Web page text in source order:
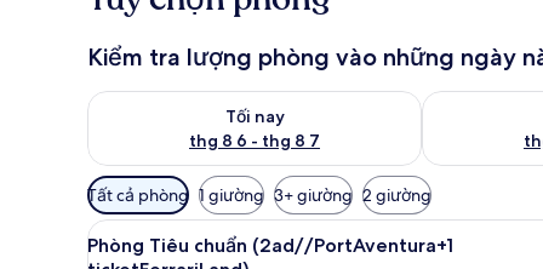
Kiểm tra lượng phòng vào những ngày
Tối nay
thg 8 6 - thg 8 7
Kiểm tra lượng phòng tối nay từ thg 8 6 - thg 8 7
Kiểm tra
Bộ
lọc
có
thể
Tất cả phòng 1 giường 3+ giường 2 giường
Xem
tất
Két bảo mật tại phòng, bàn,
8
Phòng Tiêu chuẩn (2ad//PortAventura+1